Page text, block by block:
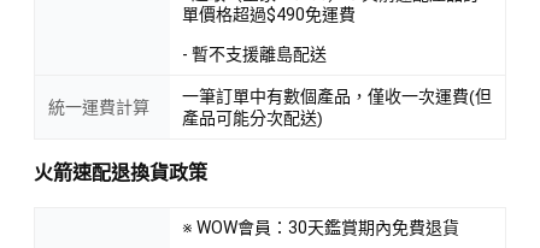
單價格超過$490免運費
- 暫不支援離島配送
統一運費計算
一筆訂單中有數個產品，僅收一次運費(但
產品可能分次配送)
火箭速配退換貨政策
※ WOW會員：30天鑑賞期內免費退貨